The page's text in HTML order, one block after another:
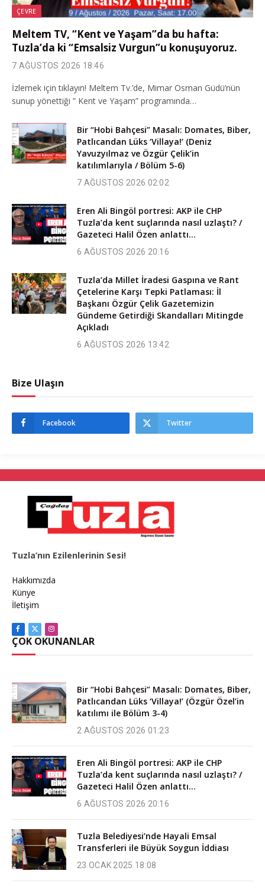
ÇEVRE
Meltem TV, “Kent ve Yaşam”da bu hafta:
Tuzla’da ki “Emsalsiz Vurgun”u konuşuyoruz.
7 AĞUSTOS 2026 18:46
İzlemek için tıklayın! Meltem Tv.’de, Mimar Osman Güdü’nün
sunup yönettiği ” Kent ve Yaşam” programında…
Bir “Hobi Bahçesi” Masalı: Domates, Biber,
Patlıcandan Lüks ‘Villaya!’ (Deniz
Yavuzyılmaz ve Özgür Çelik’in
katılımlarıyla / Bölüm 5-6)
7 AĞUSTOS 2026 02:02
Eren Ali Bingöl portresi: AKP ile CHP
Tuzla’da kent suçlarında nasıl uzlaştı? /
Gazeteci Halil Özen anlattı…
6 AĞUSTOS 2026 20:16
Tuzla’da Millet İradesi Gaspına ve Rant
Çetelerine Karşı Tepki Patlaması: İl
Başkanı Özgür Çelik Gazetemizin
Gündeme Getirdiği Skandalları Mitingde
Açıkladı
6 AĞUSTOS 2026 13:42
Bize Ulaşın
Facebook Twitter
Tuzla’nın Ezilenlerinin Sesi!
Hakkımızda
Künye
İletişim
Facebook
X
(Twitter)
Instagram
ÇOK OKUNANLAR
Bir “Hobi Bahçesi” Masalı: Domates, Biber,
Patlıcandan Lüks ‘Villaya!’ (Özgür Özel’in
katılımı ile Bölüm 3-4)
2 AĞUSTOS 2026 01:23
Eren Ali Bingöl portresi: AKP ile CHP
Tuzla’da kent suçlarında nasıl uzlaştı? /
Gazeteci Halil Özen anlattı…
6 AĞUSTOS 2026 20:16
Tuzla Belediyesi’nde Hayali Emsal
Transferleri ile Büyük Soygun İddiası
23 OCAK 2025 18:08